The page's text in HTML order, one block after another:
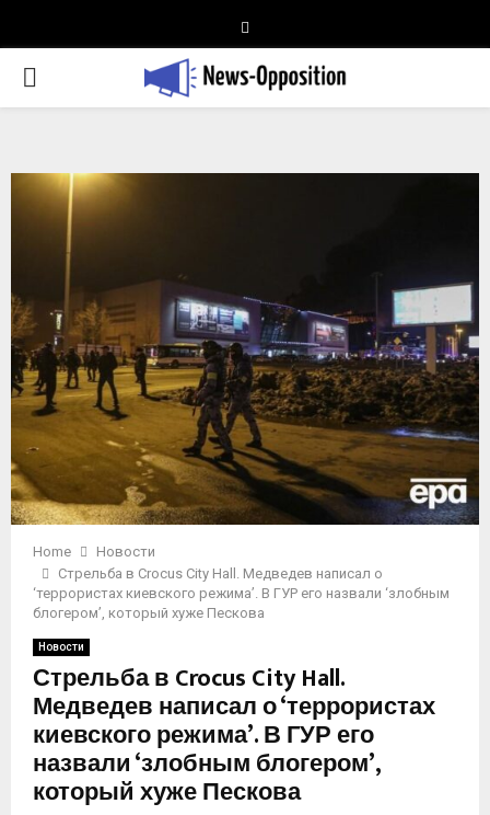
PRIMARY
Home
Новости
Стрельба в Crocus City Hall. Медведев написал о
‘террористах киевского режима’. В ГУР его назвали ‘злобным
блогером’, который хуже Пескова
Новости
Стрельба в Crocus City Hall.
Медведев написал о ‘террористах
киевского режима’. В ГУР его
назвали ‘злобным блогером’,
который хуже Пескова